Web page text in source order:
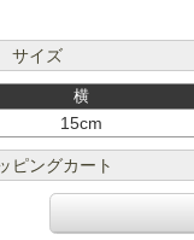
サイズ
横
15cm
ピングカート